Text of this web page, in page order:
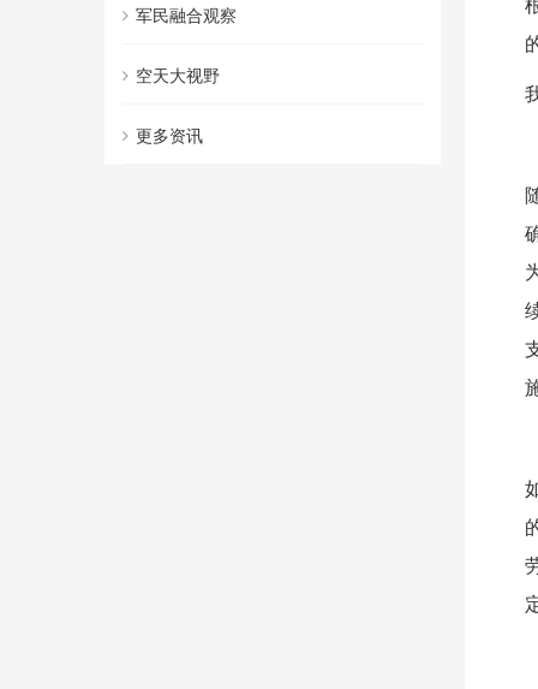
军民融合观察
空天大视野
更多资讯